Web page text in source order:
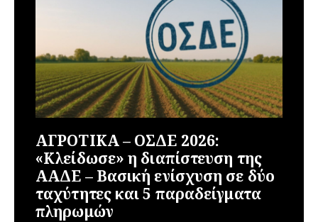
ΑΓΡΟΤΙΚΑ – ΟΣΔΕ 2026:
«Κλείδωσε» η διαπίστευση της
ΑΑΔΕ – Βασική ενίσχυση σε δύο
ταχύτητες και 5 παραδείγματα
πληρωμών